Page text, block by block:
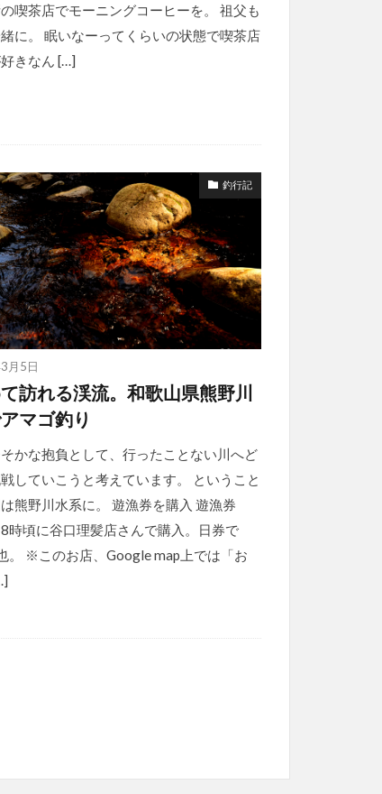
喫茶店でモーニングコーヒーを。 祖父も
に。 眠いなーってくらいの状態で喫茶店
きなん […]
釣行記
月5日
訪れる渓流。和歌山県熊野川
マゴ釣り
かな抱負として、行ったことない川へど
していこうと考えています。 ということ
熊野川水系に。 遊漁券を購入 遊漁券
時頃に谷口理髪店さんで購入。日券で
。 ※このお店、Google map上では「お